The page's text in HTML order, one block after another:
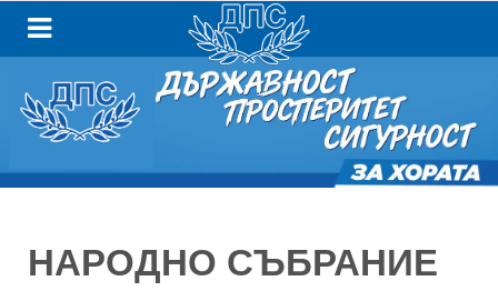
НАРОДНО СЪБРАНИЕ